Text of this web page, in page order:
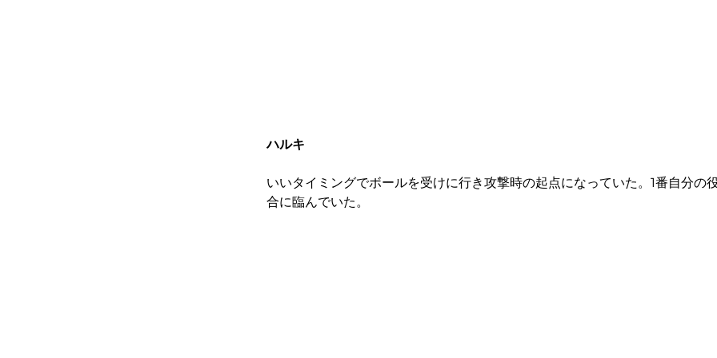
ハルキ
いいタイミングでボールを受けに行き攻撃時の起点になっていた。1番自分の
合に臨んでいた。